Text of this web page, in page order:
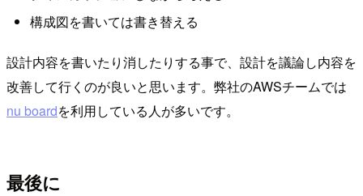
構成図を書いては書き替える
設計内容を書いたり消したりする事で、設計を議論し内容を
改善して行くのが良いと思います。弊社のAWSチームでは
nu boardを利用している人が多いです。
最後に